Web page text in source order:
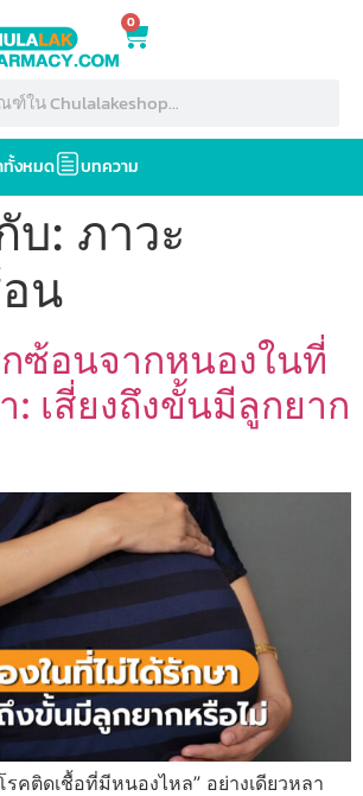
0
งหมด บทความ
บ: ภาวะ
น
ซ้อนจากหนองในที่
: เสี่ยงถึงขั้นมีลูกยาก
คติดเชื้อที่มีหนองไหล” อย่างเดียวหลา